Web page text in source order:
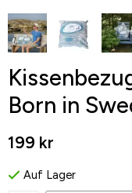
Born in
199 kr
Auf Lager